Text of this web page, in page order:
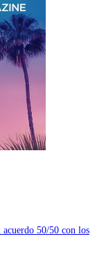
50/50 con los